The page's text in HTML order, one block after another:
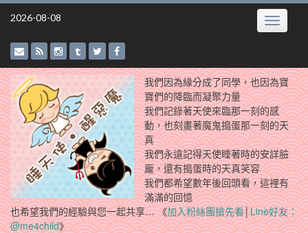
Skip
2026-08-08 Toggle
我們因為緣分成了同學，也因為寶
寶們的降臨而凝聚力量
我們記錄著天使來臨那一刻的感
動，也刻畫著魔鬼搗蛋那一刻的天
真
我們永遠記得天使睡著時的安詳臉
龐，還有搗蛋時的天真笑容
我們都希望數年後回頭看，這裡有
滿滿的回憶
也希望我們的經驗與您一起共享… 《加入粉絲團搶先看│Line好友：
@me4child》